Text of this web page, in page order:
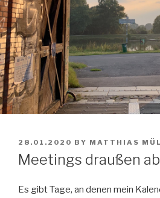
POSTED
ON
28.01.2020 BY MATTHIAS
Meetings draußen
Es gibt Tage, an denen mein